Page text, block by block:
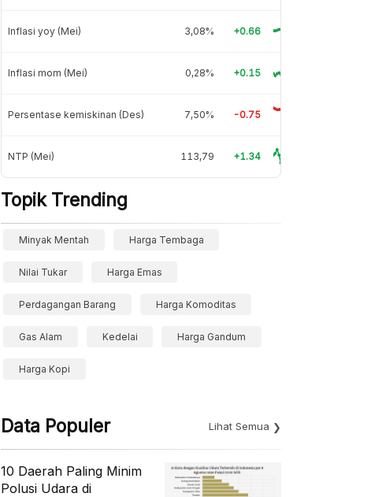
Inflasi yoy (Mei) 3,08% +0.66
Inflasi mom (Mei) 0,28% +0.15
Persentase kemiskinan (Des) 7,50% -0.75
NTP (Mei) 113,79 +1.34
Topik Trending
Minyak Mentah Harga Tembaga
Nilai Tukar Harga Emas
Perdagangan Barang Harga Komoditas
Gas Alam Kedelai Harga Gandum
Harga Kopi
Data Populer Lihat Semua
10 Daerah Paling Minim
Polusi Udara di